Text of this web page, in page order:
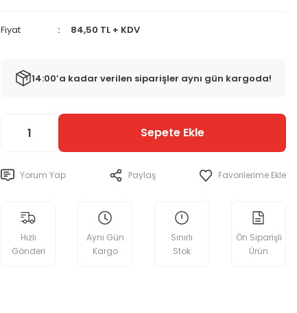
Fiyat 84,50 TL + KDV
14:00’a kadar verilen siparişler aynı gün kargoda!
Sepete Ekle
Yorum Yap Paylaş
Hızlı
Gönderi
Aynı Gün
Kargo
Sınırlı
Stok
Ön Siparişli
Ürün